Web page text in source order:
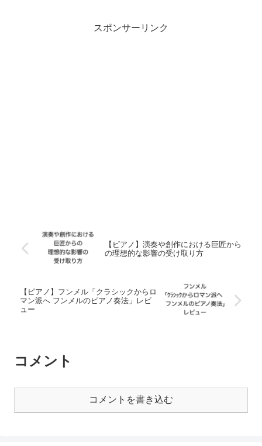
スポンサーリンク
【ピアノ】演奏や創作における巨匠から
の理想的な影響の受け取り方
【ピアノ】フンメル「クラシックからロ
マン派へ フンメルのピアノ奏法」レビ
ュー
コメント
コメントを書き込む